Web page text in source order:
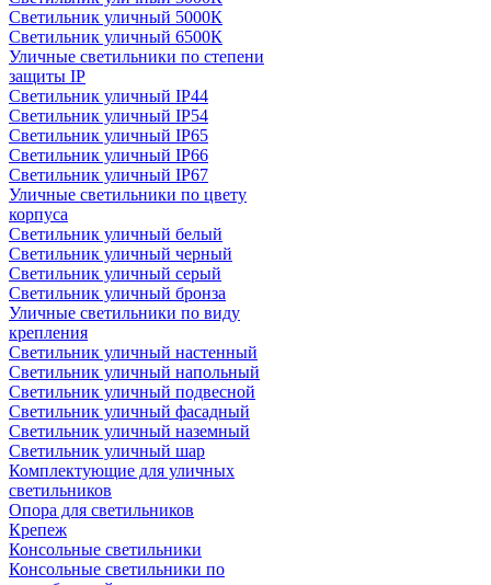
Cветильник уличный 5000К
Cветильник уличный 6500К
Уличные светильники по степени
защиты IP
Светильник уличный IP44
Светильник уличный IP54
Светильник уличный IP65
Светильник уличный IP66
Светильник уличный IP67
Уличные светильники по цвету
корпуса
Светильник уличный белый
Светильник уличный черный
Светильник уличный серый
Светильник уличный бронза
Уличные светильники по виду
крепления
Светильник уличный настенный
Светильник уличный напольный
Светильник уличный подвесной
Светильник уличный фасадный
Светильник уличный наземный
Cветильник уличный шар
Комплектующие для уличных
светильников
Опора для светильников
Крепеж
Консольные светильники
Консольные светильники по